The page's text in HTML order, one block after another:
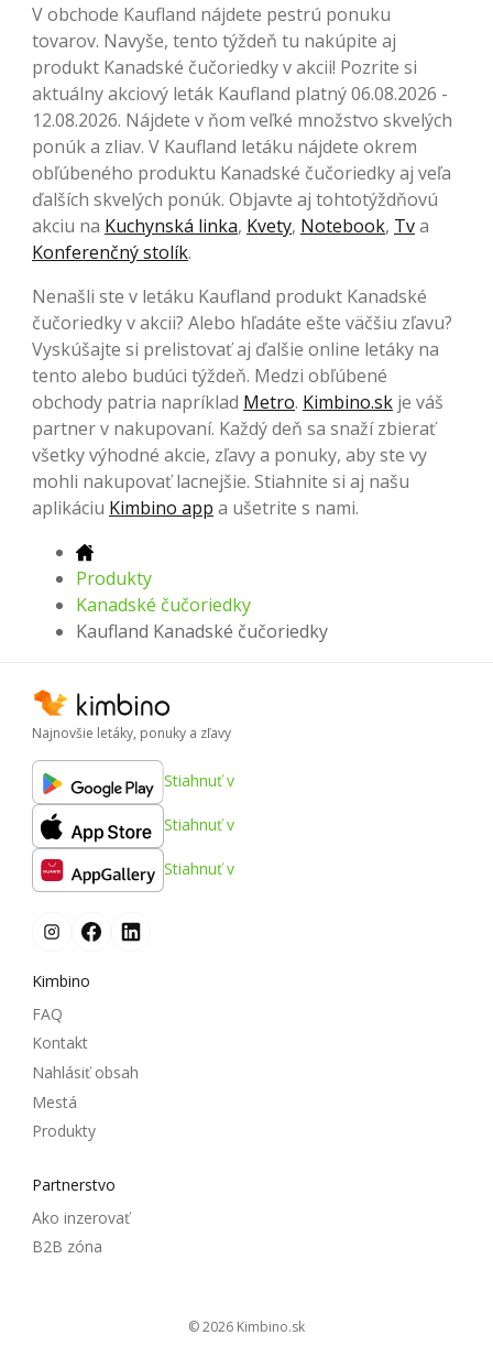
V obchode Kaufland nájdete pestrú ponuku
tovarov. Navyše, tento týždeň tu nakúpite aj
produkt Kanadské čučoriedky v akcii! Pozrite si
aktuálny akciový leták Kaufland platný 06.08.2026 -
12.08.2026. Nájdete v ňom veľké množstvo skvelých
ponúk a zliav. V Kaufland letáku nájdete okrem
obľúbeného produktu Kanadské čučoriedky aj veľa
ďalších skvelých ponúk. Objavte aj tohtotýždňovú
akciu na Kuchynská linka, Kvety, Notebook, Tva
Konferenčný stolík.
Nenašli ste v letáku Kaufland produkt Kanadské
čučoriedky v akcii? Alebo hľadáte ešte väčšiu zľavu?
Vyskúšajte si prelistovať aj ďalšie online letáky na
tento alebo budúci týždeň. Medzi obľúbené
obchody patria napríklad Metro. Kimbino.sk je váš
partner v nakupovaní. Každý deň sa snaží zbierať
všetky výhodné akcie, zľavy a ponuky, aby ste vy
mohli nakupovať lacnejšie. Stiahnite si aj našu
aplikáciu Kimbino app a ušetrite s nami.
Produkty
Kanadské čučoriedky
Kaufland Kanadské čučoriedky
Najnovšie letáky, ponuky a zľavy
Stiahnuť v
Stiahnuť v
Stiahnuť v
Kimbino
FAQ
Kontakt
Nahlásiť obsah
Mestá
Produkty
Partnerstvo
Ako inzerovať
B2B zóna
© 2026 kimbino.sk